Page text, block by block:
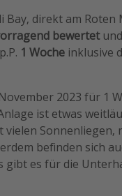
direkt am Roten
bewertet
p.P. 1 Woche inklusive
2023 für 1
ist etwas
Sonnenliegen,
befinden sich
gibt es für die